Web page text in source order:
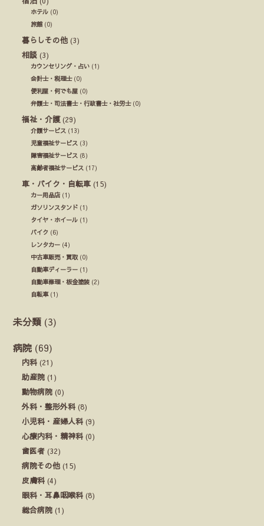
ホテル (0)
旅館 (0)
暮らしその他 (3)
相談 (3)
カウンセリング・占い (1)
会計士・税理士(0)
便利屋・何でも屋 (0)
弁護士・司法書士・行政書士・社労士(0)
福祉・介護(29)
介護サービス (13)
児童福祉サービス (3)
障害福祉サービス (8)
高齢者福祉サービス (17)
車・バイク・自転車 (15)
カー用品店 (1)
ガソリンスタンド (1)
タイヤ・ホイール (1)
バイク (6)
レンタカー (4)
中古車販売・買取 (0)
自動車ディーラー (1)
自動車修理・板金塗装 (2)
自転車(1)
未分類 (3)
病院 (69)
内科 (21)
助産院 (1)
動物病院 (0)
外科・整形外科 (8)
小児科・産婦人科 (9)
心療内科・精神科 (0)
歯医者 (32)
病院その他 (15)
皮膚科 (4)
眼科・耳鼻咽喉科 (8)
総合病院 (1)